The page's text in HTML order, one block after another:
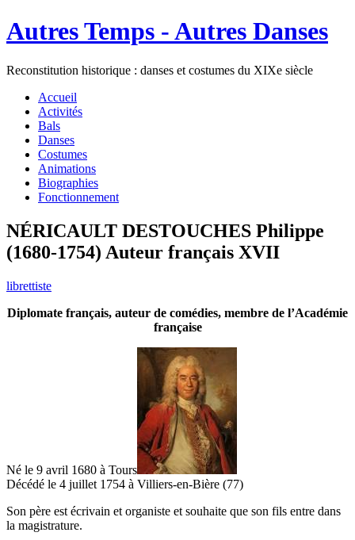
Autres Temps - Autres Danses
Reconstitution historique : danses et costumes du XIXe siècle
Accueil
Activités
Bals
Danses
Costumes
Animations
Biographies
Fonctionnement
NÉRICAULT DESTOUCHES Philippe
(1680-1754) Auteur français XVII
librettiste
Diplomate français, auteur de comédies, membre de l’Académie
française
Né le 9 avril 1680 à Tours
Décédé le 4 juillet 1754 à Villiers-en-Bière (77)
Son père est écrivain et organiste et souhaite que son fils entre dans
la magistrature.